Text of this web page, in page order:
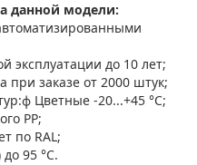
данной модели:
эксплуатации до 10 лет;
при заказе от 2000 штук;
Цветные -20...+45 °С;
PP;
по RAL;
95 °С.